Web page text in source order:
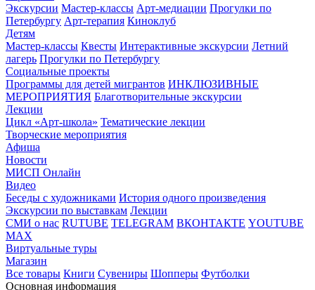
Экскурсии Мастер-классы Арт-медиации Прогулки по
Петербургу Арт-терапия Киноклуб
Детям
Мастер-классы Квесты Интерактивные экскурсии Летний
лагерь Прогулки по Петербургу
Социальные проекты
Программы для детей мигрантов ИНКЛЮЗИВНЫЕ
МЕРОПРИЯТИЯ Благотворительные экскурсии
Лекции
Цикл «Арт-школа» Тематические лекции
Творческие мероприятия
Афиша
Новости
МИСП Онлайн
Видео
Беседы с художниками История одного произведения
Экскурсии по выставкам Лекции
СМИ о нас RUTUBE TELEGRAM ВКОНТАКТЕ YOUTUBE
MAX
Виртуальные туры
Магазин
Все товары Книги Сувениры Шопперы Футболки
Основная информация